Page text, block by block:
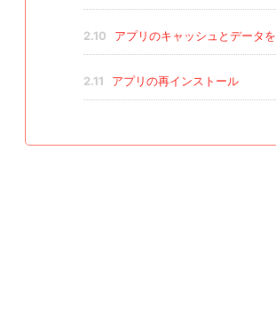
2.10 アプリのキャッシュとデータ
2.11 アプリの再インストール